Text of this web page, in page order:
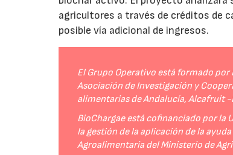
agricultores a través de créditos de
posible vía adicional de ingresos.
El Grupo Operativo está formado por
Asociación de Investigación y
alimentarias de Andalucía, Alcafruit
BioChargae está cofinanciado por la
la gestión de la aplicación de la
Agroalimentaria del Ministerio de